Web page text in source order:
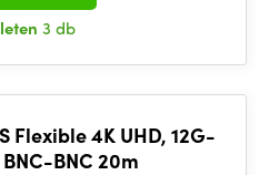
3 db
Flexible 4K UHD, 12G-
BNC 20m